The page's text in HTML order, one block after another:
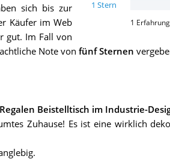
1 Stern
1
sich bis zur
Käufer im Web
gut. Im Fall von
Note von fünf Sternen
Beistelltisch im Industrie-
Zuhause! Es ist eine wirklich